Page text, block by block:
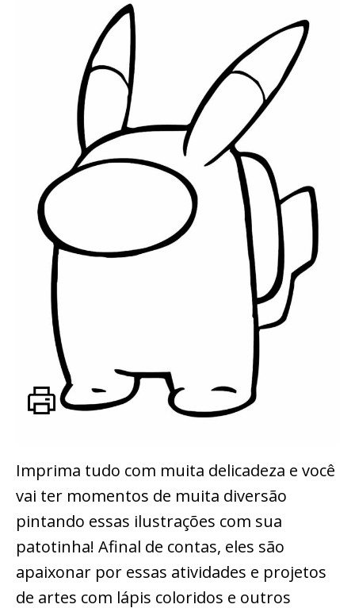
Imprima tudo com muita delicadeza e você
vai ter momentos de muita diversão
pintando essas ilustrações com sua
patotinha! Afinal de contas, eles são
apaixonar por essas atividades e projetos
de artes com lápis coloridos e outros